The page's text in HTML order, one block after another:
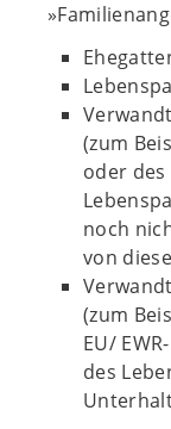
(zum
oder des
noch
von
(zum
EU/
des